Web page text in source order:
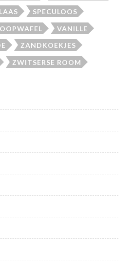
SPECULOOS
VANILLE
ZANDKOEKJES
ZWITSERSE ROOM